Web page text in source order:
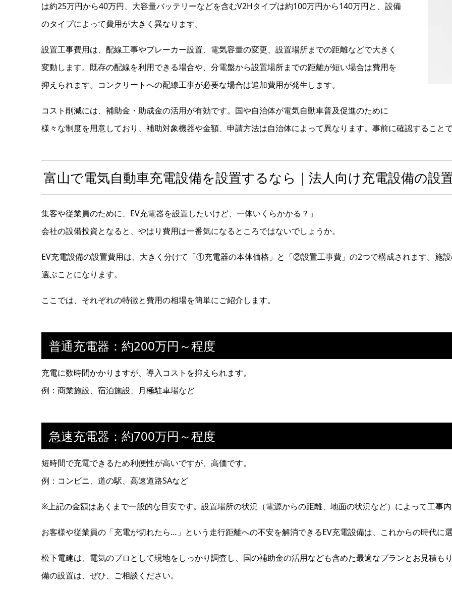
は約25万円から40万円、大容量バッテリーなどを含むV2Hタイプは約100万円から140万円と、設備
のタイプによって費用が大きく異なります。
設置工事費用は、配線工事やブレーカー設置、電気容量の変更、設置場所までの距離などで大きく
変動します。既存の配線を利用できる場合や、分電盤から設置場所までの距離が短い場合は費用を
抑えられます。コンクリートへの配線工事が必要な場合は追加費用が発生します。
コスト削減には、補助金・助成金の活用が有効です。国や自治体が電気自動車普及促進のために
様々な制度を用意しており、補助対象機器や金額、申請方法は自治体によって異なります。事前に確認すること
富山で電気自動車充電設備を設置するなら｜法人向け充電設備の設
集客や従業員のために、EV充電器を設置したいけど、一体いくらかかる？」
会社の設備投資となると、やはり費用は一番気になるところではないでしょうか。
EV充電設備の設置費用は、大きく分けて「①充電器の本体価格」と「②設置工事費」の2つで構成されます。施
選ぶことになります。
ここでは、それぞれの特徴と費用の相場を簡単にご紹介します。
普通充電器：約200万円～程度
充電に数時間かかりますが、導入コストを抑えられます。
例：商業施設、宿泊施設、月極駐車場など
急速充電器：約700万円～程度
短時間で充電できるため利便性が高いですが、高価です。
例：コンビニ、道の駅、高速道路SAなど
※上記の金額はあくまで一般的な目安です。設置場所の状況（電源からの距離、地面の状況など）によって工事
お客様や従業員の「充電が切れたら…」という走行距離への不安を解消できるEV充電設備は、これからの時代に
松下電建は、電気のプロとして現地をしっかり調査し、国の補助金の活用なども含めた最適なプランとお見積も
備の設置は、ぜひ、ご相談ください。